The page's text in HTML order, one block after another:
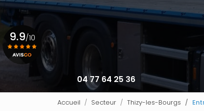
04 77 64 25 36
9.9/10
Accueil Secteur Thizy-les-Bourgs